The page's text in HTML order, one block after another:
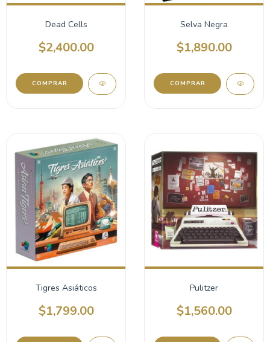
Dead Cells
$2,400.00
Selva Negra
$1,890.00
Tigres Asiáticos
$1,799.00
Pulitzer
$1,560.00